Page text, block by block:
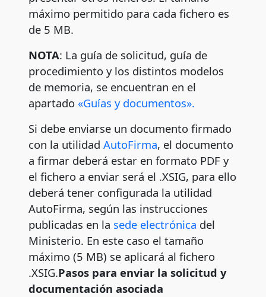
máximo permitido para cada fichero es
de 5 MB.
NOTA: La guía de solicitud, guía de
procedimiento y los distintos modelos
de memoria, se encuentran en el
apartado «Guías y documentos».
Si debe enviarse un documento firmado
con la utilidad AutoFirma, el documento
a firmar deberá estar en formato PDF y
el fichero a enviar será el .XSIG, para ello
deberá tener configurada la utilidad
AutoFirma, según las instrucciones
publicadas en la sede electrónica del
Ministerio. En este caso el tamaño
máximo (5 MB) se aplicará al fichero
.XSIG.Pasos para enviar la solicitud y
documentación asociada